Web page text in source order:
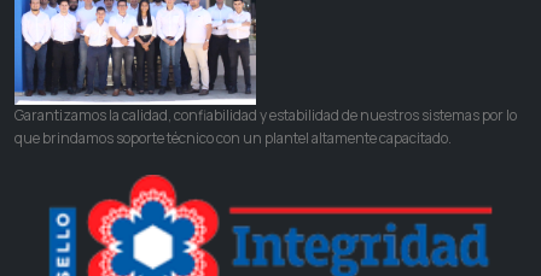
Garantizamos la calidad, confiabilidad y estabilidad de nuestros sistemas por lo
que brindamos soporte técnico con un plantel altamente capacitado.